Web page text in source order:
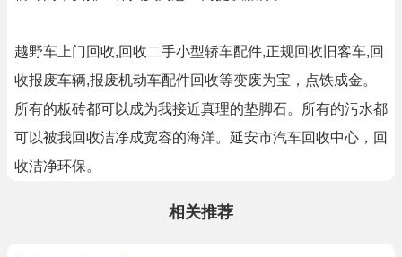
越野车上门回收,回收二手小型轿车配件,正规回收旧客车,回
收报废车辆,报废机动车配件回收等变废为宝，点铁成金。
所有的板砖都可以成为我接近真理的垫脚石。所有的污水都
可以被我回收洁净成宽容的海洋。延安市汽车回收中心，回
收洁净环保。
相关推荐